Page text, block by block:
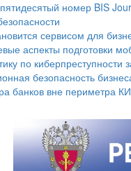
номер BIS
сервисом для
аспекты подготовки
по киберпреступности
безопасность
банков вне периметра